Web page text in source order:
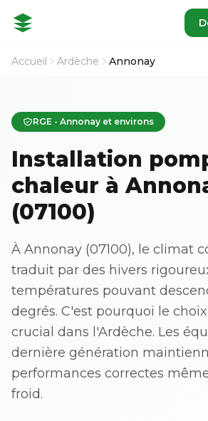
Accueil Ardèche Annonay
RGE - Annonay et environs
Installation
chaleur à
(07100)
À Annonay (07100), le climat
traduit par des hivers
températures pouvant
degrés. C'est pourquoi le
crucial dans l'Ardèche. Les
dernière génération
performances correctes
froid.